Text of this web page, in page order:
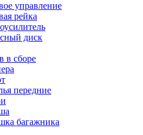
управление
рейка
диск
в сборе
передние
багажника